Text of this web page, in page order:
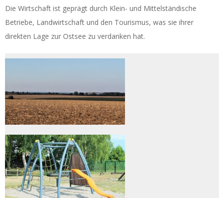
Die Wirtschaft ist geprägt durch Klein- und Mittelständische
Betriebe, Landwirtschaft und den Tourismus, was sie ihrer
direkten Lage zur Ostsee zu verdanken hat.